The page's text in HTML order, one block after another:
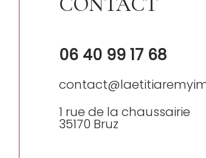
06 40 99 17 68
1 rue de la chaussairie
35170 Bruz